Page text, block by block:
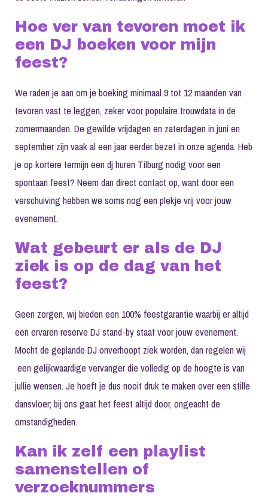
Hoe ver van tevoren moet ik
een DJ boeken voor mijn
feest?
We raden je aan om je boeking minimaal 9 tot 12 maanden van
tevoren vast te leggen, zeker voor populaire trouwdata in de
zomermaanden. De gewilde vrijdagen en zaterdagen in juni en
september zijn vaak al een jaar eerder bezet in onze agenda. Heb
je op kortere termijn een dj huren Tilburg nodig voor een
spontaan feest? Neem dan direct contact op, want door een
verschuiving hebben we soms nog een plekje vrij voor jouw
evenement.
Wat gebeurt er als de DJ
ziek is op de dag van het
feest?
Geen zorgen, wij bieden een 100% feestgarantie waarbij er altijd
een ervaren reserve DJ stand-by staat voor jouw evenement.
Mocht de geplande DJ onverhoopt ziek worden, dan regelen wij
een gelijkwaardige vervanger die volledig op de hoogte is van
jullie wensen. Je hoeft je dus nooit druk te maken over een stille
dansvloer; bij ons gaat het feest altijd door, ongeacht de
omstandigheden.
Kan ik zelf een playlist
samenstellen of
verzoeknummers